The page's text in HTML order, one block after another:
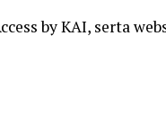
by KAI, serta